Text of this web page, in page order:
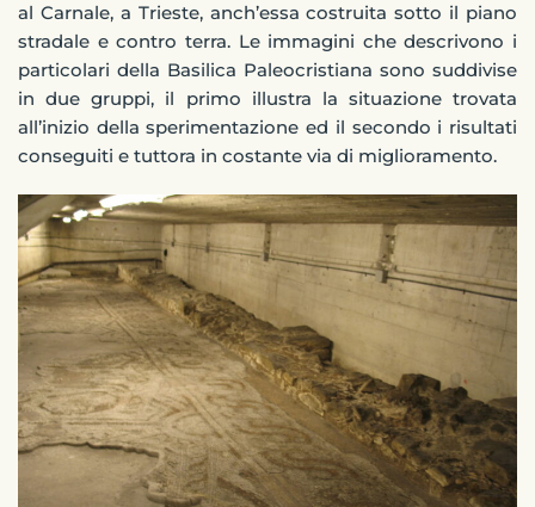
al Carnale, a Trieste, anch’essa costruita sotto il piano
stradale e contro terra. Le immagini che descrivono i
particolari della Basilica Paleocristiana sono suddivise
in due gruppi, il primo illustra la situazione trovata
all’inizio della sperimentazione ed il secondo i risultati
conseguiti e tuttora in costante via di miglioramento.